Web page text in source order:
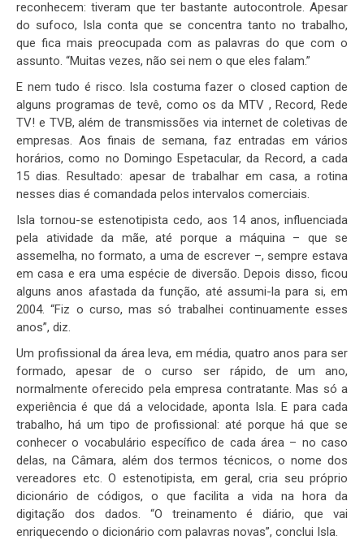
reconhecem: tiveram que ter bastante autocontrole. Apesar
do sufoco, Isla conta que se concentra tanto no trabalho,
que fica mais preocupada com as palavras do que com o
assunto. “Muitas vezes, não sei nem o que eles falam.”
E nem tudo é risco. Isla costuma fazer o closed caption de
alguns programas de tevê, como os da MTV , Record, Rede
TV! e TVB, além de transmissões via internet de coletivas de
empresas. Aos finais de semana, faz entradas em vários
horários, como no Domingo Espetacular, da Record, a cada
15 dias. Resultado: apesar de trabalhar em casa, a rotina
nesses dias é comandada pelos intervalos comerciais.
Isla tornou-se estenotipista cedo, aos 14 anos, influenciada
pela atividade da mãe, até porque a máquina – que se
assemelha, no formato, a uma de escrever –, sempre estava
em casa e era uma espécie de diversão. Depois disso, ficou
alguns anos afastada da função, até assumi-la para si, em
2004. “Fiz o curso, mas só trabalhei continuamente esses
anos”, diz.
Um profissional da área leva, em média, quatro anos para ser
formado, apesar de o curso ser rápido, de um ano,
normalmente oferecido pela empresa contratante. Mas só a
experiência é que dá a velocidade, aponta Isla. E para cada
trabalho, há um tipo de profissional: até porque há que se
conhecer o vocabulário específico de cada área – no caso
delas, na Câmara, além dos termos técnicos, o nome dos
vereadores etc. O estenotipista, em geral, cria seu próprio
dicionário de códigos, o que facilita a vida na hora da
digitação dos dados. “O treinamento é diário, que vai
enriquecendo o dicionário com palavras novas”, conclui Isla.